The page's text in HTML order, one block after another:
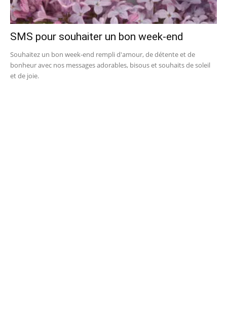
SMS pour souhaiter un bon week-end
Souhaitez un bon week-end rempli d'amour, de détente et de
bonheur avec nos messages adorables, bisous et souhaits de soleil
et de joie.